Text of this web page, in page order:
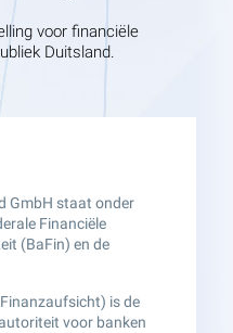
voor financiële
Duitsland.
GmbH staat onder
Financiële
(BaFin) en de
is de
voor banken